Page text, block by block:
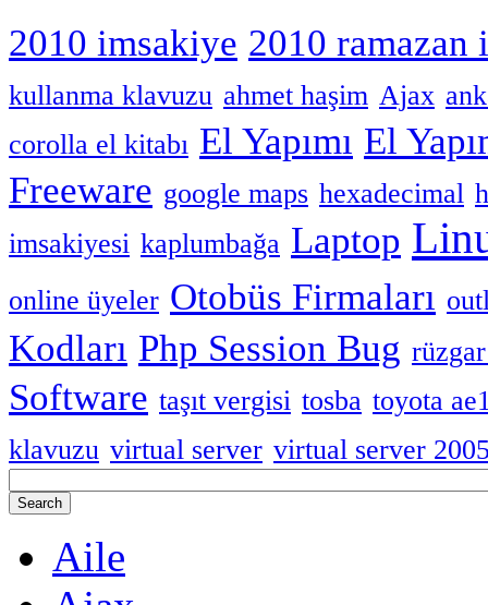
2010 imsakiye 2010 ramazan
kullanma klavuzu ahmet haşim Ajax
corolla el kitabı El Yapımı El
Freeware google maps hexadecimal
imsakiyesi kaplumbağa Laptop
online üyeler Otobüs Firmaları
Kodları Php Session Bug
Software taşıt vergisi tosba toyota
klavuzu virtual server virtual server
Aile